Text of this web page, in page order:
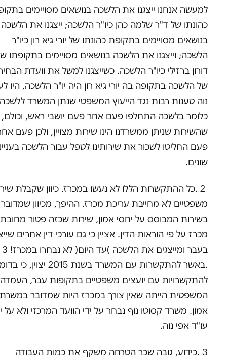
למעשה אנחנו ייצגנו את הלשכה בנושאים מסויימים
כהונתו של ד"ר שלמה כהן כיו"ר הלשכה; ייצגנו את הלשכה
בנושאים מסויימים בתקופת כהונתו של יורי גיא רון כיו"ר
הלשכה; וייצגנו את הלשכה בנושאים מסויימים בתקופתו
דורון ברזילי כיו"ר הלשכה. כשייצגנו למשל את וועדת
של הלשכה בתקופה בה יורי גיא רון היה יו"ר הלשכה, היו
נוה טענות רבות נגד הייעוץ המשפטי שנתן המשרד
כלומר בלשכה התחלפו פעם אחר פעם יושבי ראש, וכולם,
שהשירות שניתן ממשרדנו הינו שירות מצויין, ולכן פעם
פעם החליטו לשכור את שירותינו לטפל עבור הלשכה
שונים.
2 .כל ההתקשרות הללו לא נעשו במכרז. כיוון שקבלת
משפטיים לא מחייבת עריכת מכרז. ההיפך, מכיוון שמדובר
בשירות המבוסס על יחסי אמון, שירות שכזה פטור מחובת
מכרז על פי הוראות הדין. אציין כי גם עורכי דין אחרים
בעבר ומייצגים את הלשכה )עד היום( לא נבחרו במכרז! 3
.באשר להתקשרות עם המשרד בשנת 2015 יצוין,
להתקשרויות עם יועצים משפטיים בתקופות עבר, העמדה
המשפטית הייתה שאין צורך במכרז היות שמדובר במשרת
אמון. משרד קסוטו נוף נבחר על ידי הוועד המרכזי ולא על
עו"ד אפי נוה.
3 .כידוע, גובה שכר הטרחה משקף את כמות העבודה